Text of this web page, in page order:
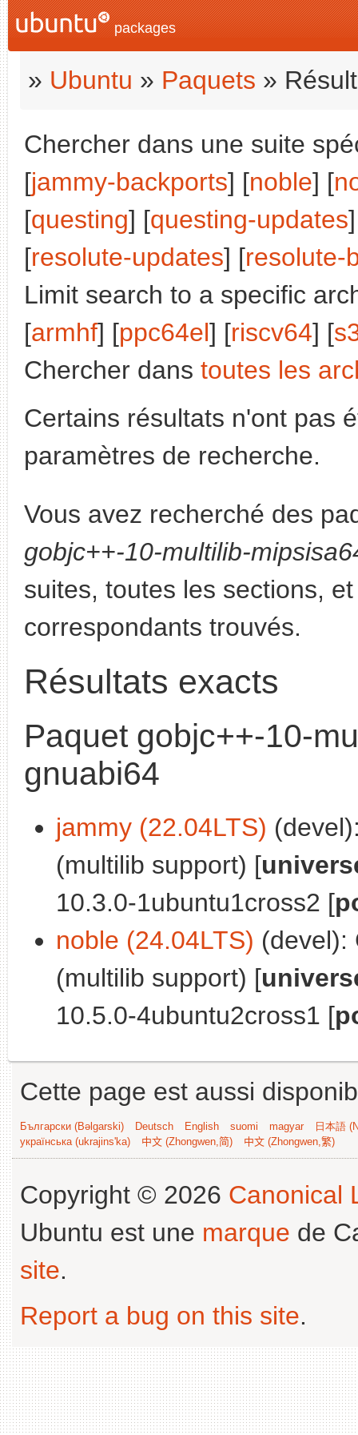
packages
» Ubuntu » Paquets »
Chercher dans une suite
[jammy-backports] [noble] [
[questing] [questing-updates
[resolute-updates] [resolute-
Limit search to a specific
[armhf] [ppc64el] [riscv64] [
Chercher dans toutes les
Certains résultats n'ont pas
paramètres de recherche.
Vous avez recherché des
gobjc++-10-multilib-
suites, toutes les sections,
correspondants trouvés.
Résultats exacts
Paquet gobjc++-10-
gnuabi64
jammy (22.04LTS)
(multilib support) [
10.3.0-1ubuntu1cross2 [
noble (24.04LTS) (devel):
(multilib support) [
10.5.0-4ubuntu2cross1 [
Cette page est aussi
Български (Bəlgarski) Deutsch English suomi magyar
日本語
українська (ukrajins'ka)
中文 (Zhongwen,简) 中文 (Zhongwen,繁)
Copyright © 2026 Canonical
Ubuntu est une marque de
site.
Report a bug on this site.